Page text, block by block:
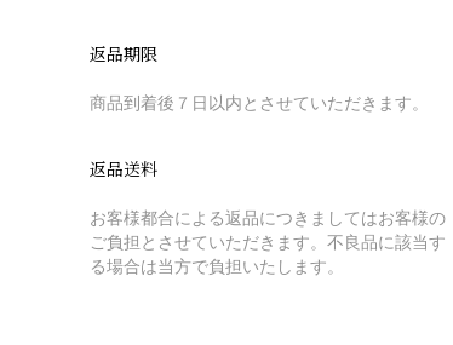
返品期限
商品到着後７日以内とさせていただきます。
返品送料
お客様都合による返品につきましてはお客様の
ご負担とさせていただきます。不良品に該当す
る場合は当方で負担いたします。